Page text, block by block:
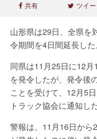
共有 ツイー
山形県は29日、全県を
令期間を4日間延長した
同県は11月25日に12
を発令したが、発令後
ことを受けて、12月5
トラック協会に通知した
警報は、11月16日から